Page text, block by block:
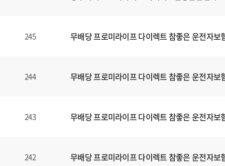
245 무배당 프로미라이프 다이렉트 참좋은 운전자보
244 무배당 프로미라이프 다이렉트 참좋은 운전자보
243 무배당 프로미라이프 다이렉트 참좋은 운전자보
242 무배당 프로미라이프 다이렉트 참좋은 운전자보